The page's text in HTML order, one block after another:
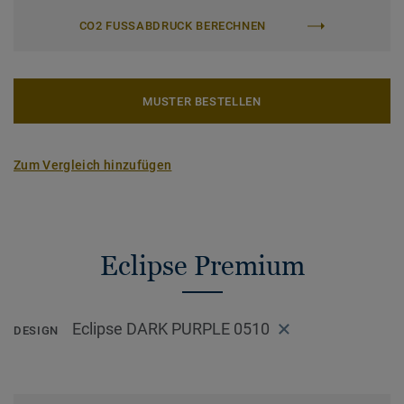
CO2 FUSSABDRUCK BERECHNEN
MUSTER BESTELLEN
Zum Vergleich hinzufügen
Eclipse Premium
DESIGN Eclipse DARK PURPLE 0510